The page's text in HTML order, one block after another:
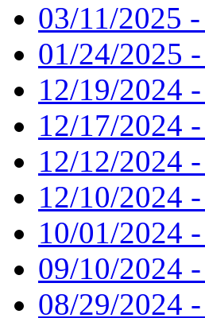
03/11/2025 -
01/24/2025
12/19/2024
12/17/2024
12/12/2024
12/10/2024
10/01/2024
09/10/2024
08/29/2024